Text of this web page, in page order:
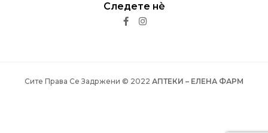
Следете нѐ
Сите Права Се Задржени © 2022 АПТЕКИ – ЕЛЕНА ФАРМ